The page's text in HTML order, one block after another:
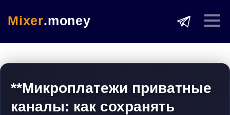
Mixer.money
**Микроплатежи приватные
каналы: как сохранять